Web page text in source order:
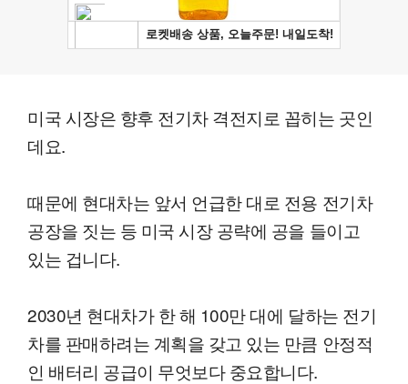
미국 시장은 향후 전기차 격전지로 꼽히는 곳인
데요.
때문에 현대차는 앞서 언급한 대로 전용 전기차
공장을 짓는 등 미국 시장 공략에 공을 들이고
있는 겁니다.
2030년 현대차가 한 해 100만 대에 달하는 전기
차를 판매하려는 계획을 갖고 있는 만큼 안정적
인 배터리 공급이 무엇보다 중요합니다.